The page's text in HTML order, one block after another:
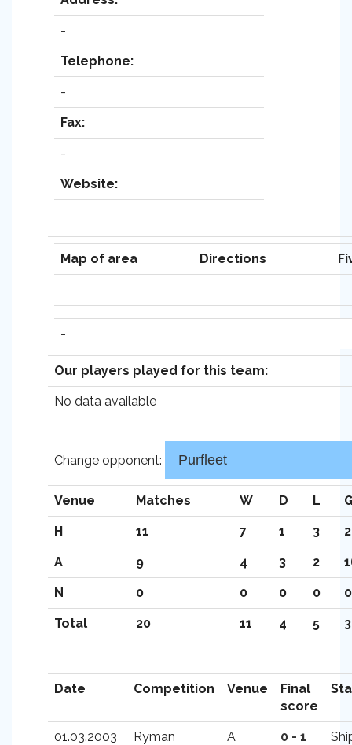
-
Telephone:
-
Fax:
-
Website:
Map of area Directions
-
Our players played for this team:
No data available
Change opponent:
Venue Matches W D L
H 11 7 1 3
A 9 4 3 2
N 0 0 0 0
Total 20 11 4 5
Date Competition Venue
Final
score
01.03.2003
Ryman
A 0 - 1